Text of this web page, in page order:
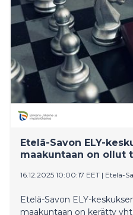
Etelä-Savon ELY-
maakuntaan on ollut
16.12.2025 10:00:17 EET | Etelä-
Etelä-Savon ELY-
maakuntaan on kerätty